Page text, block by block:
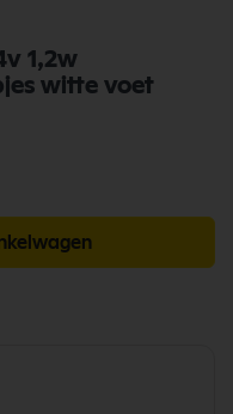
1,2w
witte voet